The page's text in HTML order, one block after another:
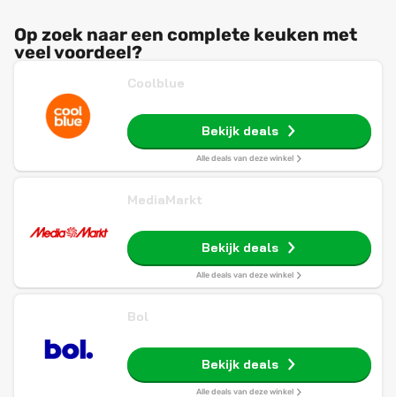
Op zoek naar een complete keuken met
veel voordeel?
Coolblue
Bekijk deals
Alle deals van deze winkel
MediaMarkt
Bekijk deals
Alle deals van deze winkel
Bol
Bekijk deals
Alle deals van deze winkel